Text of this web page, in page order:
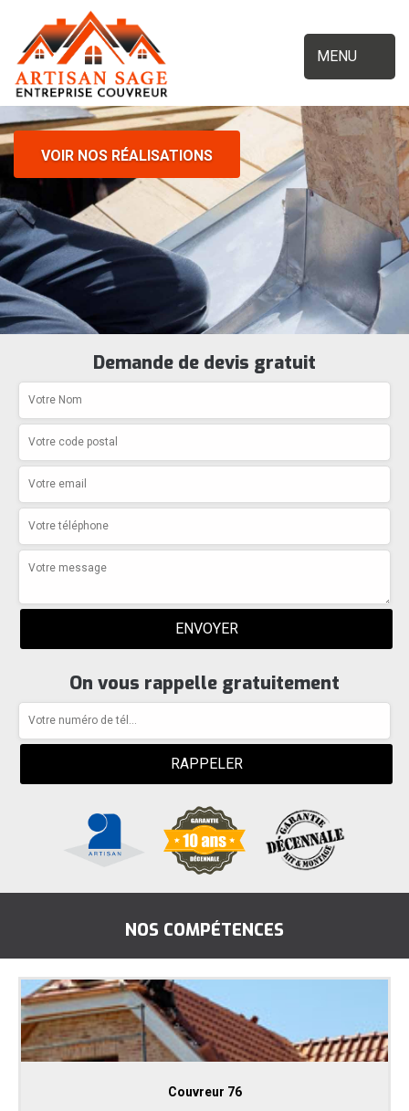
MENU
VOIR NOS RÉALISATIONS
Demande de devis gratuit
On vous rappelle gratuitement
NOS COMPÉTENCES
Couvreur 76